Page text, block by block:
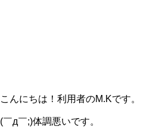
こんにちは！利用者のM.Kです。
(￣д￣;)体調悪いです。